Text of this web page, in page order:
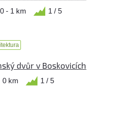
0 - 1 km 1 / 5
dvůr v Boskovicích
0 km 1 / 5